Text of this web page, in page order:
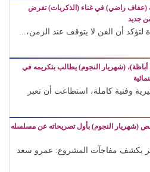
(عفاف راضي) في غناء (الذكريات) تفرض
جديد
لتؤكد أن الفن لا يتوقف عند الزمن،...
(شهريار النجوم) يطالب بتكريمه في
وفنية كاملة، استطاعت أن تعبر
(شهريار النجوم) بأول تصريحاته عن مسلسله
يكشف مفاجآت المشروع: عمرو سعد